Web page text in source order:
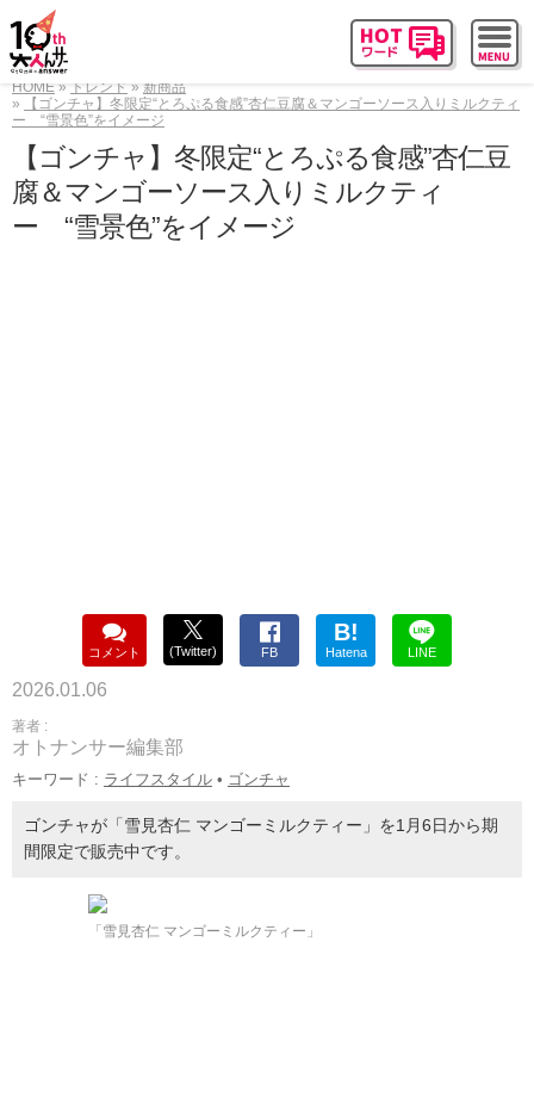
HOME トレンド
新商品
【ゴンチャ】冬限定“とろぷる食感”杏仁豆腐＆マンゴーソース入りミルクティ
ー “雪景色”をイメージ
【ゴンチャ】冬限定“とろぷる食感”杏仁豆
腐＆マンゴーソース入りミルクティ
ー “雪景色”をイメージ
コメント (Twitter) FB
B!
Hatena LINE
2026.01.06
著者 :
オトナンサー編集部
キーワード : ライフスタイル • ゴンチャ
ゴンチャが「雪見杏仁 マンゴーミルクティー」を1月6日から期
間限定で販売中です。
「雪見杏仁 マンゴーミルクティー」